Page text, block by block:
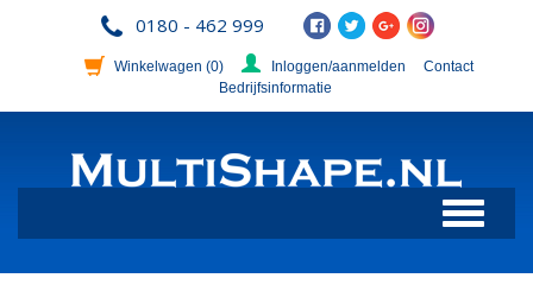
0180 - 462 999
Winkelwagen (0) Inloggen/aanmelden
Contact
Bedrijfsinformatie
Toggle
navigation